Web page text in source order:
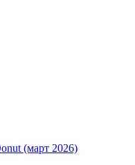
(март 2026)